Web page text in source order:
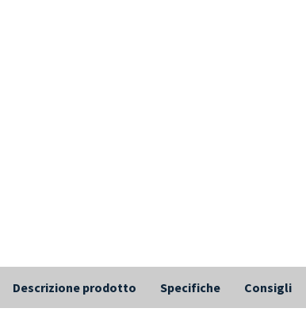
Descrizione prodotto Specifiche Consigli